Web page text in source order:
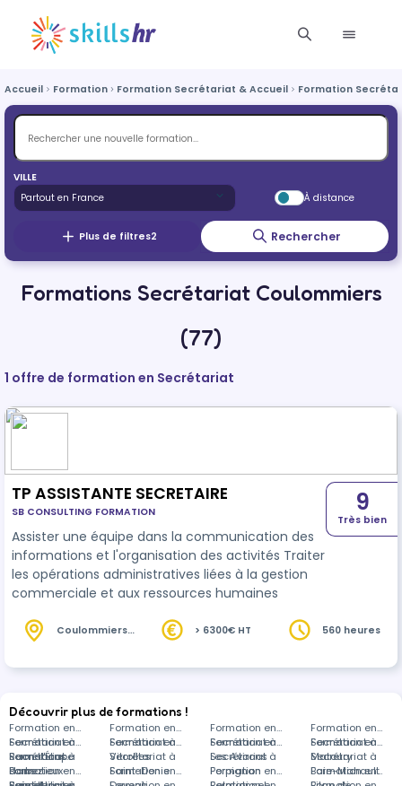
Accueil Formation Formation Secrétariat & Accueil Formation
VILLE
À distance
Plus de filtres2 Rechercher
Formations Secrétariat Coulommiers
(77)
1 offre de formation en Secrétariat
TP ASSISTANTE SECRETAIRE
SB CONSULTING FORMATION
Assister une équipe dans la communication des
informations et l'organisation des activités Traiter
les opérations administratives liées à la gestion
commerciale et aux ressources humaines
9
Très bien
Coulommiers
> 6300€ HT 560 heures
Découvrir plus de formations !
Formation en
Secrétariat à
Raon-l'Étape
Formation en
Secrétariat à
Vitrolles
Formation en
Secrétariat à
Les Avirons
Formation en
Secrétariat à
Matoury
Formation en
Secrétariat à
Barbezieux-
Formation en
Secrétariat à
Saint-Denis
Formation en
Secrétariat à
Perpignan
Formation en
Secrétariat à
Baie-Mahault
Formations
dans
Formation en
Formation en
Formation en
Formation en